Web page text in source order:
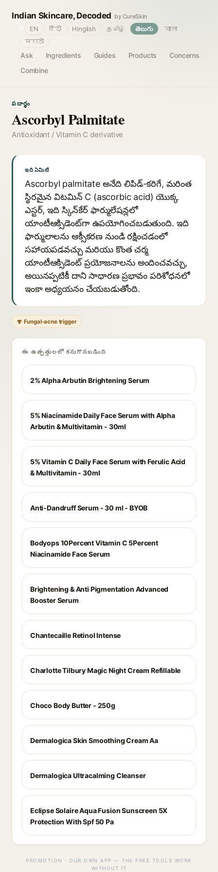
Indian Skincare, Decoded by CureSkin
Ask Ingredients Guides Products
Concerns
Combine
EN हिंदी Hinglish தமிழ் తెలుగు
বাংলা
मराठी
పదార్థం
Ascorbyl Palmitate
Antioxidant / Vitamin C derivative
ఇది ఏమిటి
Ascorbyl palmitate అనేది లిపిడ్-కరిగే, మరింత
స్థిరమైన విటమిన్ C (ascorbic acid) యొక్క
ఎస్టర్, ఇది స్కిన్‌కేర్ ఫార్ములేషన్లలో
యాంటీఆక్సిడెంట్‌గా ఉపయోగించబడుతుంది. ఇది
ఫార్ములాలను ఆక్సీకరణ నుండి రక్షించడంలో
సహాయపడవచ్చు మరియు కొంత చర్మ
యాంటీఆక్సిడెంట్ ప్రయోజనాలను అందించవచ్చు,
అయినప్పటికీ దాని సాధారణ ప్రభావం పరిశోధనలో
ఇంకా అధ్యయనం చేయబడుతోంది.
🍄 Fungal-acne trigger
ఈ ఉత్పత్తులలో కనుగొనబడింది
2% Alpha Arbutin Brightening Serum
5% Niacinamide Daily Face Serum with Alpha
Arbutin & Multivitamin - 30ml
5% Vitamin C Daily Face Serum with Ferulic Acid
& Multivitamin - 30ml
Anti-Dandruff Serum - 30 ml - BYOB
Bodyops 10Percent Vitamin C 5Percent
Niacinamide Face Serum
Brightening & Anti Pigmentation Advanced
Booster Serum
Chantecaille Retinol Intense
Charlotte Tilbury Magic Night Cream Refillable
Choco Body Butter - 250g
Dermalogica Skin Smoothing Cream Aa
Dermalogica Ultracalming Cleanser
Eclipse Solaire Aqua Fusion Sunscreen 5X
Protection With Spf 50 Pa
PROMOTION · OUR OWN APP — THE FREE TOOLS WORK
WITHOUT IT